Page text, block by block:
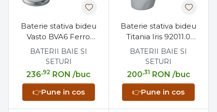
Baterie stativa bideu
Vasto BVA6 Ferro
crom cu ventil
BATERII BAIE SI
SETURI
236,92 RON /buc
👉Pune in cos
Baterie stativa bideu
Titania Iris 92011.0
Ferro
BATERII BAIE SI
SETURI
200,31 RON /buc
👉Pune in cos